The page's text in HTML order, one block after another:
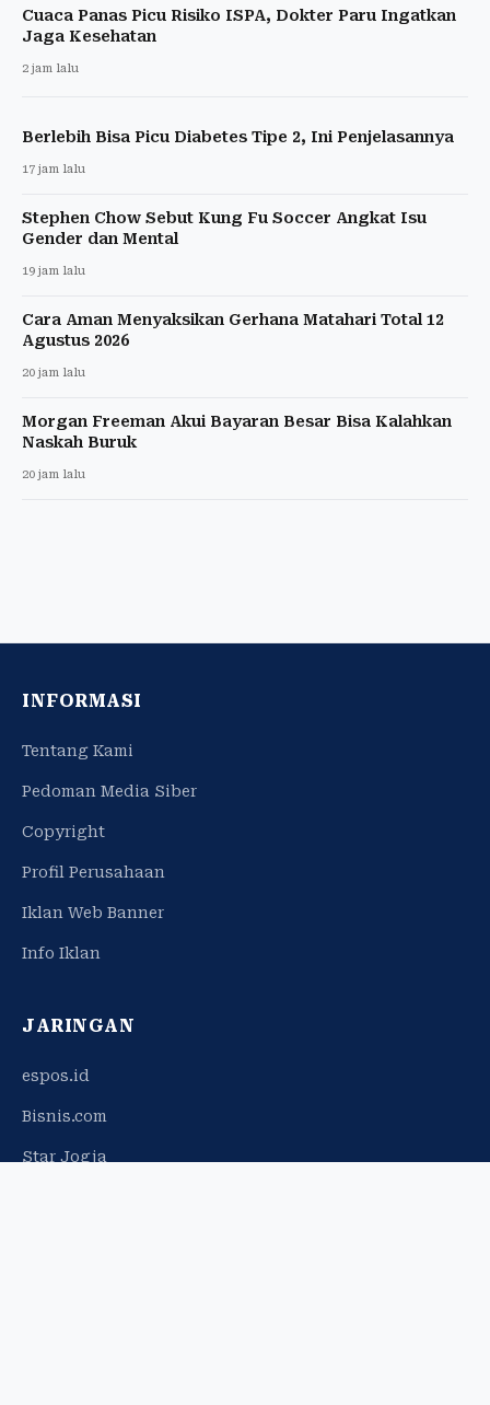
Cuaca Panas Picu Risiko ISPA, Dokter Paru Ingatkan
Jaga Kesehatan
2 jam lalu
Berlebih Bisa Picu Diabetes Tipe 2, Ini Penjelasannya
17 jam lalu
Stephen Chow Sebut Kung Fu Soccer Angkat Isu
Gender dan Mental
19 jam lalu
Cara Aman Menyaksikan Gerhana Matahari Total 12
Agustus 2026
20 jam lalu
Morgan Freeman Akui Bayaran Besar Bisa Kalahkan
Naskah Buruk
20 jam lalu
INFORMASI
Tentang Kami
Pedoman Media Siber
Copyright
Profil Perusahaan
Iklan Web Banner
Info Iklan
JARINGAN
espos.id
Bisnis.com
Star Jogja